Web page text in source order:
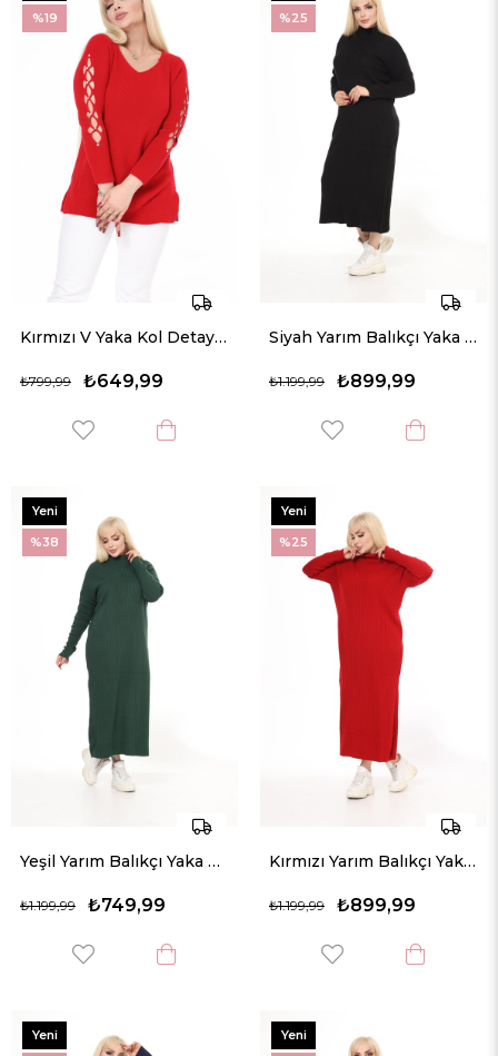
Kırmızı V Yaka Kol Detaylı Triko Örme Taşlı Kazak
₺649,99
₺799,99
Ürün
%19
Siyah Yarım Balıkçı Yaka Triko Örme Elbise
₺899,99
₺1.199,99
Ürün
%25
Yeşil Yarım Balıkçı Yaka Triko Örme Elbise
₺749,99
₺1.199,99
Yeni
Ürün
%38
Kırmızı Yarım Balıkçı Yaka Triko Örme Elbise
₺899,99
₺1.199,99
Yeni
Ürün
%25
Yeni
Yeni